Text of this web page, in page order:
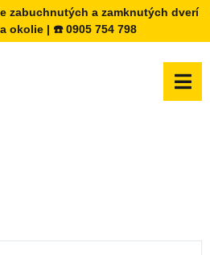
zabuchnutých a zamknutých dverí
okolie | ☎️ 0905 754 798